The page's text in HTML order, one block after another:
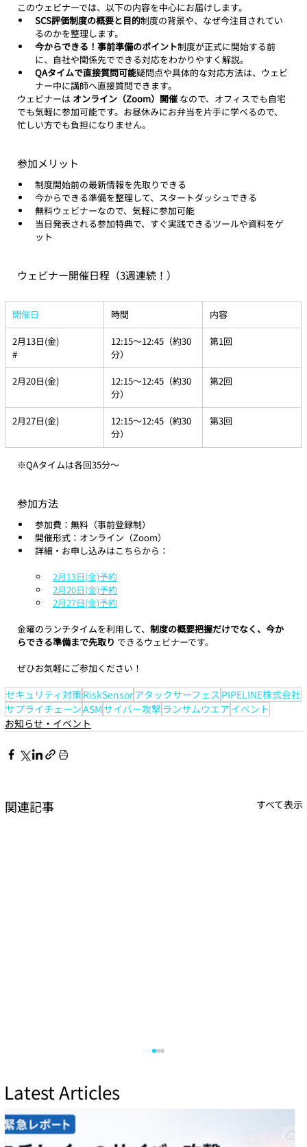
Latest Articles
このウェビナーでは、以下の内容を中心にお届けします。
SCS評価制度の概要と目的制度の背景や、なぜ今注目されてい
るのかを整理します。
今からできる！事前準備のポイント制度が正式に開始する前
に、自社や関係先でできる対応をわかりやすく解説。
QAタイムで直接質問可能疑問点や具体的な対応方法は、ウェビ
ナー中に講師へ直接質問できます。
ウェビナーは オンライン（Zoom）開催 なので、オフィスでも自宅
でも気軽に参加可能です。お昼休みにお弁当を片手に学べるので、
忙しい方でも負担になりません。
参加メリット
制度開始前の最新情報を先取りできる
今からできる準備を整理して、スタートダッシュできる
無料ウェビナーなので、気軽に参加可能
当日発表される参加特典で、すぐ実践できるツールや資料をゲ
ット
ウェビナー開催日程（3週連続！）
開催日 時間 内容
2月13日(金)
#
12:15～12:45（約30
分）
第1回
2月20日(金)
12:15～12:45（約30
分）
第2回
2月27日(金)
12:15～12:45（約30
分）
第3回
※QAタイムは各回35分～
参加方法
参加費：無料（事前登録制）
開催形式：オンライン（Zoom）
詳細・お申し込みはこちらから：
2月13日(金)予約
2月20日(金)予約
2月27日(金)予約
金曜のランチタイムを利用して、 制度の概要把握だけでなく、今か
らできる準備まで先取り できるウェビナーです。
ぜひお気軽にご参加ください！
セキュリティ対策RiskSensorアタックサーフェス PIPELINE株式会社
サプライチェーンASM サイバー攻撃 ランサムウエア イベント
お知らせ・イベント
関連記事 すべて表示
本社移転のお知らせ